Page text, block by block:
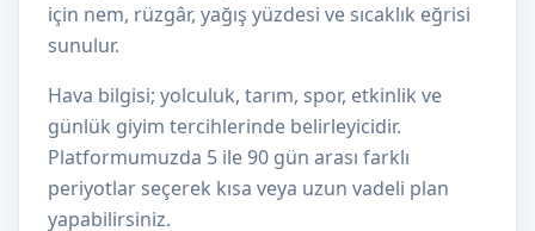
için nem, rüzgâr, yağış yüzdesi ve sıcaklık eğrisi
sunulur.
Hava bilgisi; yolculuk, tarım, spor, etkinlik ve
günlük giyim tercihlerinde belirleyicidir.
Platformumuzda 5 ile 90 gün arası farklı
periyotlar seçerek kısa veya uzun vadeli plan
yapabilirsiniz.